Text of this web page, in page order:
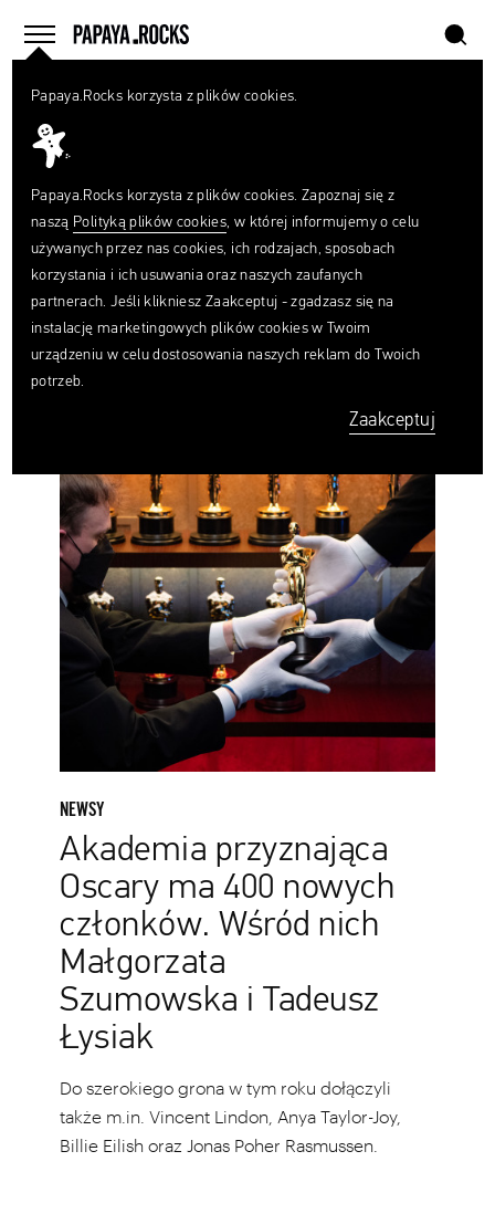
menu
home szukaj
Akademia
przyznająca
Oscary
członków.
Wśród
nich
Małgorzata
Szumowska
Tadeusz
NEWSY
Akademia przyznająca
Oscary ma 400 nowych
członków. Wśród nich
Małgorzata
Szumowska i Tadeusz
Łysiak
Do szerokiego grona w tym roku dołączyli
także m.in. Vincent Lindon, Anya Taylor-Joy,
Billie Eilish oraz Jonas Poher Rasmussen.
Papaya.Rocks korzysta z plików cookies.
Papaya.Rocks korzysta z plików cookies. Zapoznaj się z
naszą Polityką plików cookies, w której informujemy o celu
używanych przez nas cookies, ich rodzajach, sposobach
korzystania i ich usuwania oraz naszych zaufanych
partnerach. Jeśli klikniesz Zaakceptuj - zgadzasz się na
instalację marketingowych plików cookies w Twoim
urządzeniu w celu dostosowania naszych reklam do Twoich
potrzeb.
Zaakceptuj
Czego
szukasz?